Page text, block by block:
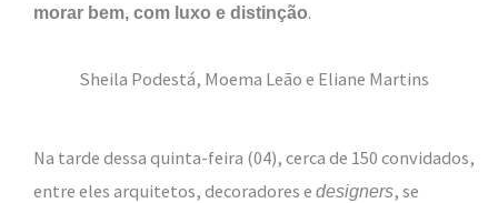
morar bem, com luxo e distinção.
Sheila Podestá, Moema Leão e Eliane Martins
Na tarde dessa quinta-feira (04), cerca de 150 convidados,
entre eles arquitetos, decoradores e designers, se